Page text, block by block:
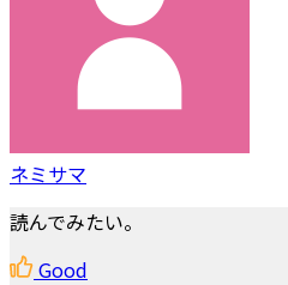
ネミサマ
読んでみたい。
Good